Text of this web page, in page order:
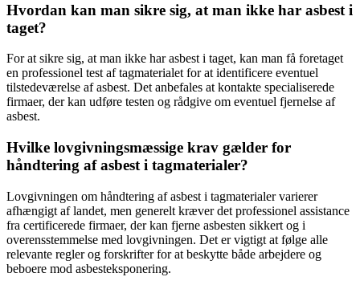
Hvordan kan man sikre sig, at man ikke har asbest i
taget?
For at sikre sig, at man ikke har asbest i taget, kan man få foretaget
en professionel test af tagmaterialet for at identificere eventuel
tilstedeværelse af asbest. Det anbefales at kontakte specialiserede
firmaer, der kan udføre testen og rådgive om eventuel fjernelse af
asbest.
Hvilke lovgivningsmæssige krav gælder for
håndtering af asbest i tagmaterialer?
Lovgivningen om håndtering af asbest i tagmaterialer varierer
afhængigt af landet, men generelt kræver det professionel assistance
fra certificerede firmaer, der kan fjerne asbesten sikkert og i
overensstemmelse med lovgivningen. Det er vigtigt at følge alle
relevante regler og forskrifter for at beskytte både arbejdere og
beboere mod asbesteksponering.